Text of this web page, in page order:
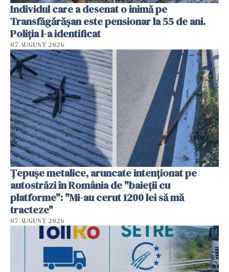
Individul care a desenat o inimă pe
Transfăgărășan este pensionar la 55 de ani.
Poliția l-a identificat
07 AUGUST 2026
Țepușe metalice, aruncate intenționat pe
autostrăzi în România de "baieții cu
platforme": "Mi-au cerut 1200 lei să mă
tracteze"
07 AUGUST 2026